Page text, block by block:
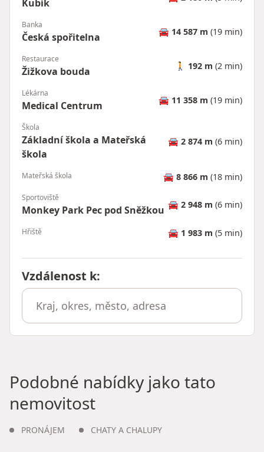
Kubík
Banka
Česká spořitelna 🚘 14 587 m (19 min)
Restaurace
Žižkova bouda 🚶 192 m (2 min)
Lékárna
Medical Centrum 🚘 11 358 m (19 min)
Škola
Základní škola a Mateřská
škola
🚘 2 874 m (6 min)
Mateřská škola 🚘 8 866 m (18 min)
Sportoviště
Monkey Park Pec pod Sněžkou 🚘 2 948 m (6 min)
Hřiště 🚘 1 983 m (5 min)
Vzdálenost k:
Podobné nabídky jako tato
nemovitost
PRONÁJEM CHATY A CHALUPY